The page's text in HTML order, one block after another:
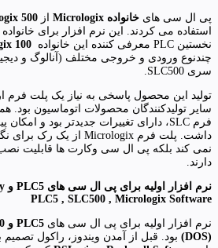
پی ال سی های خانواده از 500
نخستین PLC معرفی کننده این خانواده
100
چندنوع ورودی و خروجی مختلف (آنالوگ و
سری SLC500.
تولید این محصول پاسخی به نیاز یک پلت فرم
سایر تولیدکنندگان محصولات اتوماسیون بود.
فرم SLC، دارای تغییرات جدیدتر بود و امکان پیکربندی به صورت
داشت. پلت فرم Micrologix از یک رک برای نگه داشتن
نمی کند بلکه پی ال سی وکارت ها قابلیت
دارند.
نرم افزار اولیه برای پی ال سی های و
PLC5 , SLC500 , Micrologix Software
نرم افزار اولیه برای پی ال سی های PLC5 و
(DOS)
بود. قبل از آمدن ویندوز، راکول تصمیم